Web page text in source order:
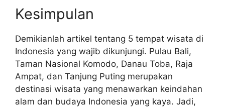
Kesimpulan
Demikianlah artikel tentang 5 tempat wisata di
Indonesia yang wajib dikunjungi. Pulau Bali,
Taman Nasional Komodo, Danau Toba, Raja
Ampat, dan Tanjung Puting merupakan
destinasi wisata yang menawarkan keindahan
alam dan budaya Indonesia yang kaya. Jadi,